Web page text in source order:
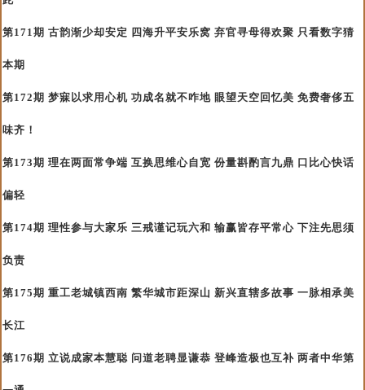
第171期 古韵渐少却安定 四海升平安乐窝 弃官寻母得欢聚 只看数字猜
本期
第172期 梦寐以求用心机 功成名就不咋地 眼望天空回忆美 免费奢侈五
味齐！
第173期 理在两面常争端 互换思维心自宽 份量斟酌言九鼎 口比心快话
偏轻
第174期 理性参与大家乐 三戒谨记玩六和 输赢皆存平常心 下注先思须
负责
第175期 重工老城镇西南 繁华城市距深山 新兴直辖多故事 一脉相承美
长江
第176期 立说成家本慧聪 问道老聘显谦恭 登峰造极也互补 两者中华第